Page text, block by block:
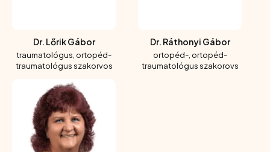
Dr. Lőrik Gábor
traumatológus, ortopéd-
traumatológus szakorvos
Dr. Ráthonyi Gábor
ortopéd-, ortopéd-
traumatológus szakorovs